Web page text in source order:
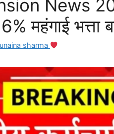
News
महंगाई भत्ता
sharma